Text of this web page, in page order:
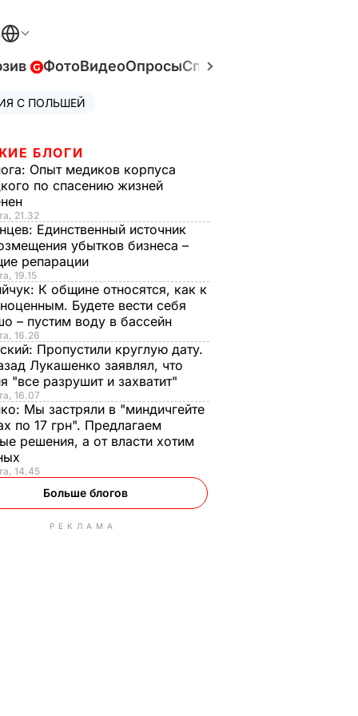
ФотоВидеоОпросыСпецпроекты
С ПОЛЬШЕЙ
БЛОГИ
Опыт медиков корпуса
по спасению жизней
21.32
Единственный источник
убытков бизнеса –
репарации
19.15
К общине относятся, как к
Будете вести себя
– пустим воду в бассейн
16.26
Пропустили круглую дату.
Лукашенко заявлял, что
"все разрушит и захватит"
16.07
Мы застряли в "миндичгейте
по 17 грн". Предлагаем
решения, а от власти хотим
14.45
Больше блогов
РЕКЛАМА